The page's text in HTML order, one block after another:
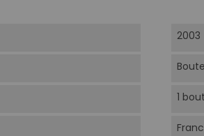
2003
1